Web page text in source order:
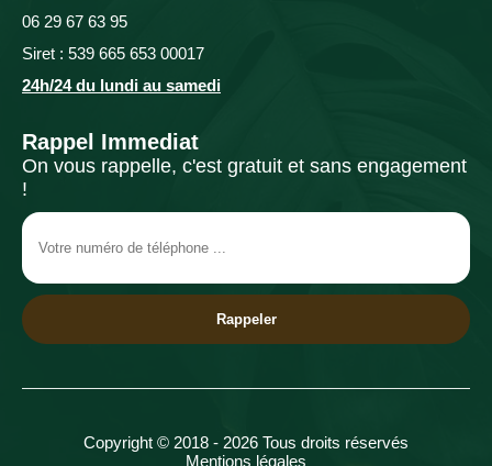
06 29 67 63 95
Siret : 539 665 653 00017
24h/24 du lundi au samedi
Rappel Immediat
On vous rappelle, c'est gratuit et sans engagement
!
Copyright © 2018 - 2026 Tous droits réservés
Mentions légales